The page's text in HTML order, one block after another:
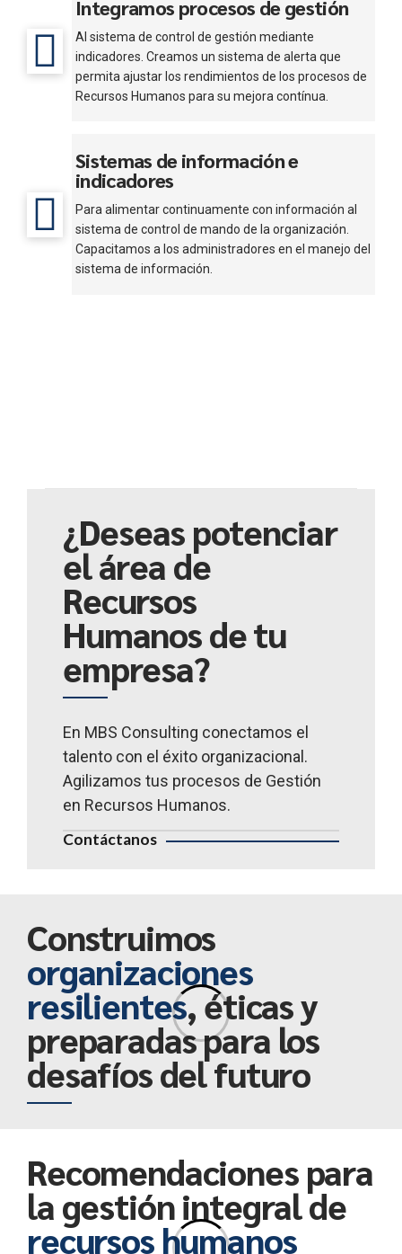
Integramos procesos de gestión
Al sistema de control de gestión mediante
indicadores. Creamos un sistema de alerta que
permita ajustar los rendimientos de los procesos de
Recursos Humanos para su mejora contínua.
Sistemas de información e
indicadores
Para alimentar continuamente con información al
sistema de control de mando de la organización.
Capacitamos a los administradores en el manejo del
sistema de información.
¿Deseas potenciar
el área de
Recursos
Humanos de tu
empresa?
En MBS Consulting conectamos el
talento con el éxito organizacional.
Agilizamos tus procesos de Gestión
en Recursos Humanos.
Contáctanos
Construimos
organizaciones
resilientes, éticas y
preparadas para los
desafíos del futuro
Recomendaciones para
la gestión integral de
recursos humanos